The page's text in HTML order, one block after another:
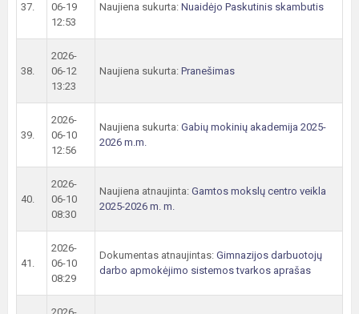
37.
06-19
12:53
Naujiena sukurta: Nuaidėjo Paskutinis skambutis
38.
2026-
06-12
13:23
Naujiena sukurta: Pranešimas
39.
2026-
06-10
12:56
Naujiena sukurta: Gabių mokinių akademija 2025-
2026 m.m.
40.
2026-
06-10
08:30
Naujiena atnaujinta: Gamtos mokslų centro veikla
2025-2026 m. m.
41.
2026-
06-10
08:29
Dokumentas atnaujintas: Gimnazijos darbuotojų
darbo apmokėjimo sistemos tvarkos aprašas